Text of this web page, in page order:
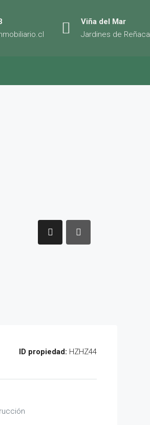
Viña del Mar
Jardines de Reñaca
ID propiedad: HZHZ44